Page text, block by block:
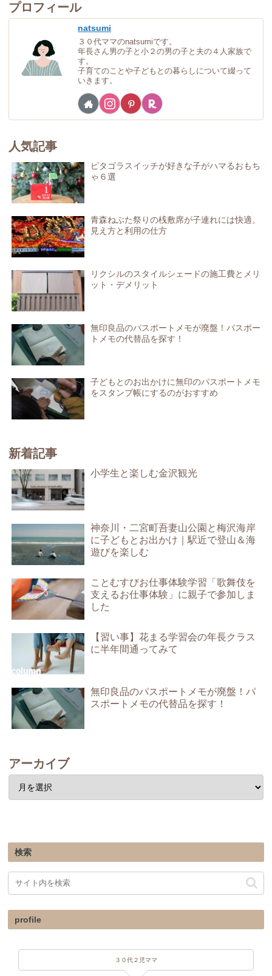
プロフィール
natsumi
３０代ママのnatsumiです。
年長さん男の子と小２の男の子と夫の４人家族で
す。
子育てのことや子どもとの暮らしについて綴って
いきます。
人気記事
ピタゴラスイッチが好きな子がハマるおもち
ゃ６選
青森ねぶた祭りの桟敷席が子連れには快適。
見え方と利用の仕方
リクシルのスタイルシェードの施工費とメリ
ット・デメリット
無印良品のパスポートメモが廃盤！パスポー
トメモの代替品を探す！
子どもとのお出かけに無印のパスポートメモ
をスタンプ帳にするのがおすすめ
新着記事
小学生と楽しむ金沢観光
神奈川・二宮町吾妻山公園と梅沢海岸
に子どもとお出かけ｜駅近で登山＆海
遊びを楽しむ
ことむすびお仕事体験学習「歌舞伎を
支えるお仕事体験」に親子で参加しま
した
【習い事】花まる学習会の年長クラス
に半年間通ってみて
無印良品のパスポートメモが廃盤！パ
スポートメモの代替品を探す！
アーカイブ
検索
profile
３０代２児ママ